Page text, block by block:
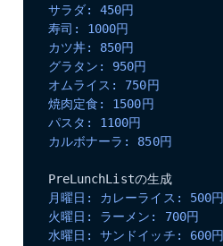
サラダ: 450円
寿司: 1000円
カツ丼: 850円
グラタン: 950円
オムライス: 750円
焼肉定食: 1500円
パスタ: 1100円
カルボナーラ: 850円
月曜日: カレーライス: 500円
火曜日: ラーメン: 700円
水曜日: サンドイッチ: 600円